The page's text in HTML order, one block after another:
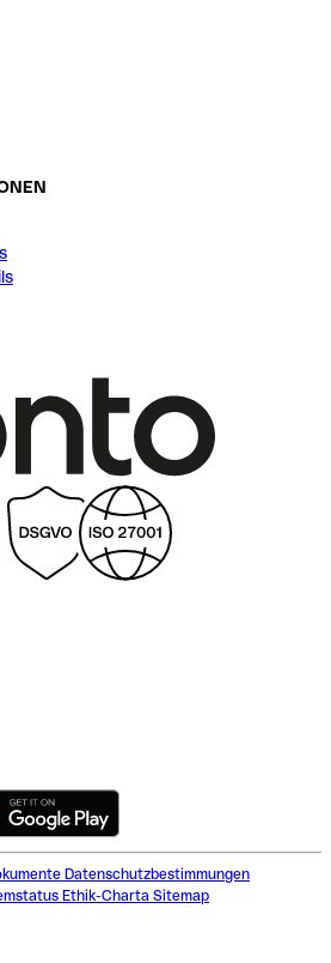
Datenschutzbestimmungen
Ethik-Charta Sitemap